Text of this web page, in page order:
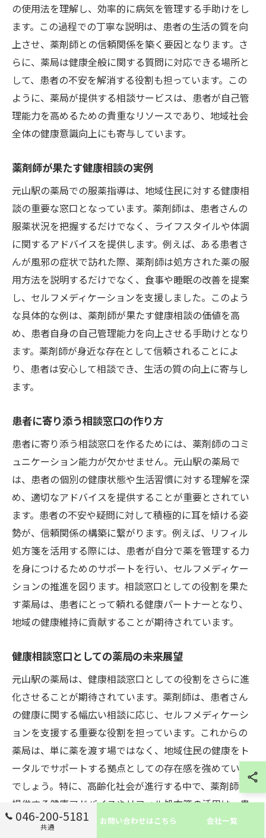
の使用法を理解し、効率的に病気を管理する手助けをし
ます。この過程での丁寧な説明は、患者の生活の質を向
上させ、薬剤師との信頼関係を築く要因となります。さ
らに、薬局は健康全般に関する質問に対応できる場所と
して、患者の不安を解消する役割も担っています。この
ように、薬局が提供する相談サービスは、患者が自己管
理能力を高めるための貴重なリソースであり、地域社会
全体の健康意識向上にも寄与しています。
薬剤師が果たす健康相談の実例
元山駅の薬局での服薬指導は、地域住民に対する健康相
談の重要な窓口となっています。薬剤師は、患者さんの
服薬状況を把握するだけでなく、ライフスタイルや体調
に関するアドバイスを提供します。例えば、ある患者さ
んが風邪の症状で訪れた際、薬剤師は処方された薬の服
用方法を説明するだけでなく、食事や睡眠の改善を提案
し、セルフメディケーションを支援しました。このよう
な具体的な例は、薬剤師が果たす健康相談の価値を高
め、患者自身の自己管理能力を向上させる手助けとなり
ます。薬剤師が身近な存在として信頼されることによ
り、患者は安心して相談でき、生活の質の向上に寄与し
ます。
患者に寄り添う相談窓口の作り方
患者に寄り添う相談窓口を作るためには、薬剤師のコミ
ュニケーション能力が欠かせません。元山駅の薬局で
は、患者の個別の健康状態や生活習慣に対する理解を深
め、適切なアドバイスを提供することが重要とされてい
ます。患者の不安や疑問に対して積極的に耳を傾ける姿
勢が、信頼関係の構築に繋がります。例えば、リフィル
処方箋を活用する際には、患者が自分で薬を管理する力
を身につけるためのサポートを行い、セルフメディケー
ションの推進を図ります。相談窓口としての役割を果た
す薬局は、患者にとって頼れる健康パートナーとなり、
地域の健康維持に貢献することが期待されています。
健康相談窓口としての薬局の未来展望
元山駅の薬局は、健康相談窓口としての役割をさらに進
化させることが期待されています。薬剤師は、患者さん
の健康に関する幅広い相談に応じ、セルフメディケーシ
ョンを支援する重要な役割を担っています。これからの
薬局は、単に薬を渡す場ではなく、地域住民の健康をト
ータルでサポートする拠点としての存在感を強めていく
でしょう。特に、高齢化社会が進行する中で、薬剤師が
提供する健康アドバイスやリフィル処方箋の活用は、患
者の生活の質を大きく向上させます。地域に根ざしたサ
046-200-5181
共通
お問い合わせはこちら 会社一覧